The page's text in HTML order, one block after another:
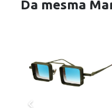
Da mesma